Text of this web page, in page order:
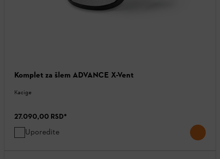
Komplet za šlem ADVANCE X-Vent
Kacige
27.090,00 RSD*
Uporedite